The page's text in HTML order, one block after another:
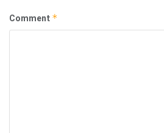
Comment *